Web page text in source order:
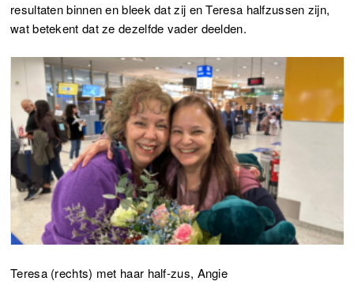
resultaten binnen en bleek dat zij en Teresa halfzussen zijn,
wat betekent dat ze dezelfde vader deelden.
Teresa (rechts) met haar half-zus, Angie